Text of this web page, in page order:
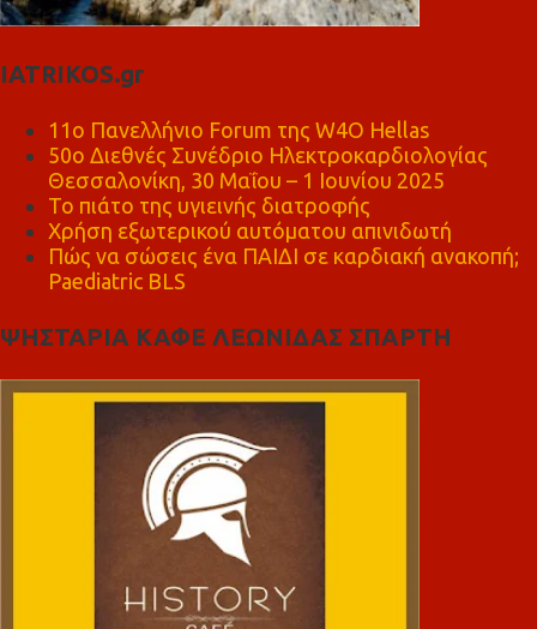
IATRIKOS.gr
11ο Πανελλήνιο Forum της W4O Hellas
50ο Διεθνές Συνέδριο Ηλεκτροκαρδιολογίας
Θεσσαλονίκη, 30 Μαΐου – 1 Ιουνίου 2025
Το πιάτο της υγιεινής διατροφής
Χρήση εξωτερικού αυτόματου απινιδωτή
Πώς να σώσεις ένα ΠΑΙΔΙ σε καρδιακή ανακοπή;
Paediatric BLS
ΨΗΣΤΑΡΙΑ ΚΑΦΕ ΛΕΩΝΙΔΑΣ ΣΠΑΡΤΗ